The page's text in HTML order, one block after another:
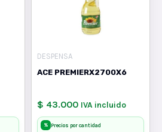
DESPENSA
ACE PREMIERX2700X6
$ 43.000 IVA incluido
% Precios por cantidad